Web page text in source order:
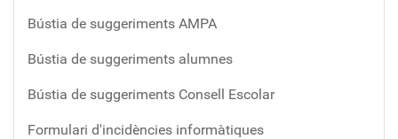
Bústia de suggeriments AMPA
Bústia de suggeriments alumnes
Bústia de suggeriments Consell Escolar
Formulari d'incidències informàtiques